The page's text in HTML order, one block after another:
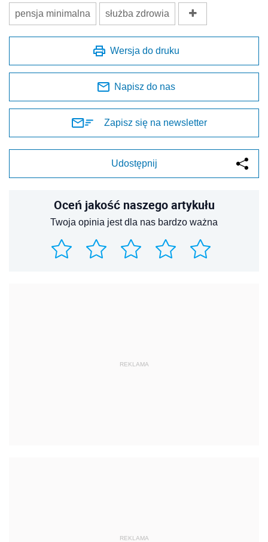
pensja minimalna służba zdrowia
Wersja do druku
Napisz do nas
Zapisz się na newsletter
Udostępnij
Oceń jakość naszego artykułu
Twoja opinia jest dla nas bardzo ważna
REKLAMA
REKLAMA